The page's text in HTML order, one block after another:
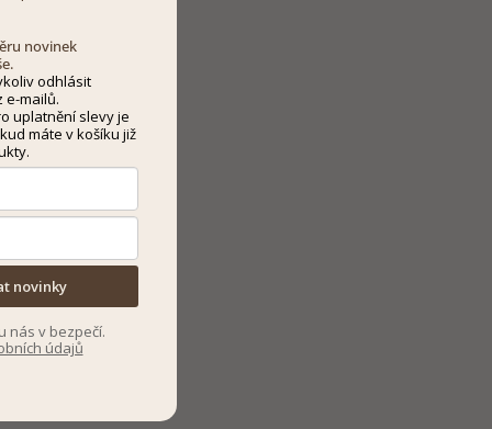
novinek
odhlásit
e-mailů.
uplatnění slevy je
máte v košíku již
novinky
nás v bezpečí.
údajů